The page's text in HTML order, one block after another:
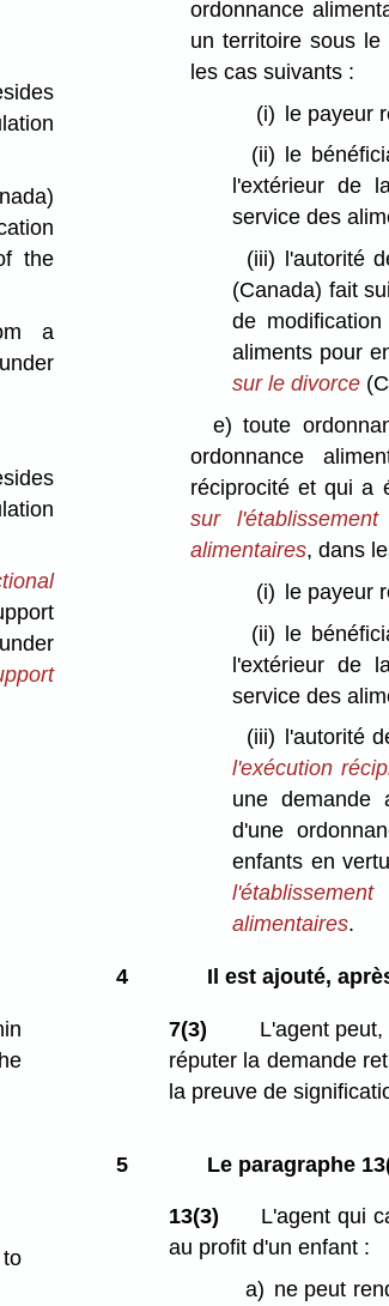
the
a
ordonnance
un territoire sous
les cas suivants :
(i) le payeur
(ii)
le
l'extérieur de
service des
(iii)
l'autorité
(Canada) fait
de
aliments pour
sur le divorce
e) toute
ordonnance
réciprocité et qui a
sur
alimentaires, dans
(i) le payeur
(ii) le
l'extérieur de
service des
(iii)
l'autorité
l'exécution
une demande
d'une
enfants en
alimentaires.
4 Il est ajouté,
7(3)
L'agent
réputer la demande
la preuve de
5 Le paragraphe
13(3)
L'agent qui
au profit d'un enfant :
a) ne peut